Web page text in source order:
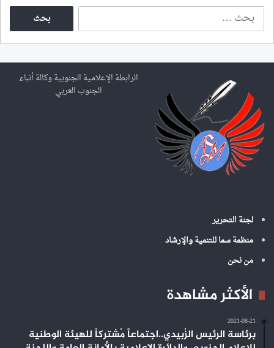
ث
ع
ن
الرابطة الإعلامية الجنوبية وكالة أنباء
الجنوب العربي
لجنة التحرير
منظمة سما للتنمية والإرشاد
من نحن
الأكثر مشاهدة
2021-08-21
برئاسة الرئيس الزُبيدي..اجتماعاً مُشتركاً للهيئة الوطنية